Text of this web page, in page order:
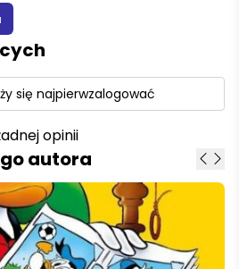
się najpierwzalogować
opinii
autora